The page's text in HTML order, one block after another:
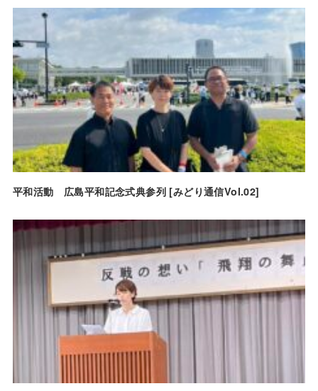
平和活動 広島平和記念式典参列 [みどり通信Vol.02]